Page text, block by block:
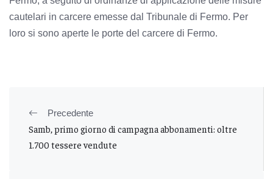
cautelari in carcere emesse dal Tribunale di Fermo. Per
loro si sono aperte le porte del carcere di Fermo.
Precedente
Samb, primo giorno di campagna abbonamenti: oltre
1.700 tessere vendute